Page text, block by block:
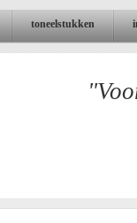
toneelstukken